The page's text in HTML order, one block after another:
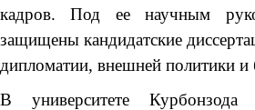
кадров. Под ее научным
защищены кандидатские
дипломатии, внешней политики и
В университете Курбонзода